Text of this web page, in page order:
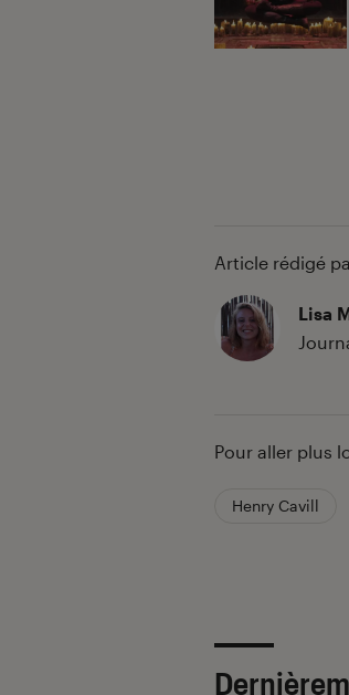
Article rédigé
Lisa
Pour aller plus
Henry Cavill